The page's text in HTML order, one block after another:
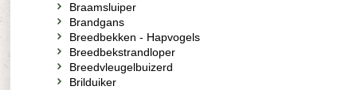
Braamsluiper
Brandgans
Breedbekken - Hapvogels
Breedbekstrandloper
Breedvleugelbuizerd
Brilduiker